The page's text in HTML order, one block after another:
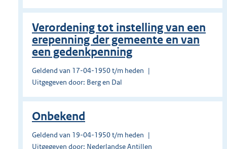
Verordening tot instelling van een
erepenning der gemeente en van
een gedenkpenning
Geldend van 17-04-1950 t/m heden
Uitgegeven door: Berg en Dal
Onbekend
Geldend van 19-04-1950 t/m heden
Uitgegeven door: Nederlandse Antillen